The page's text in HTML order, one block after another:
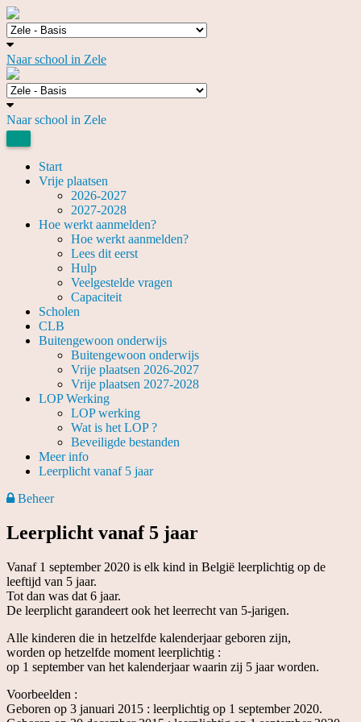
Naar school in Zele
Naar school in Zele
Start
Vrije plaatsen
2026-2027
2027-2028
Hoe werkt aanmelden?
Hoe werkt aanmelden?
Lees dit eerst
Hulp
Veelgestelde vragen
Capaciteit
Scholen
CLB
Buitengewoon onderwijs
Buitengewoon onderwijs
Vrije plaatsen 2026-2027
Vrije plaatsen 2027-2028
LOP Werking
LOP werking
Wat is het LOP ?
Beveiligde bestanden
Meer info
Leerplicht vanaf 5 jaar
Beheer
Leerplicht vanaf 5 jaar
Vanaf 1 september 2020 is elk kind in België leerplichtig op de
leeftijd van 5 jaar.
Tot dan was dat 6 jaar.
De leerplicht garandeert ook het leerrecht van 5-jarigen.
Alle kinderen die in hetzelfde kalenderjaar geboren zijn,
worden op hetzelfde moment leerplichtig :
op 1 september van het kalenderjaar waarin zij 5 jaar worden.
Voorbeelden :
Geboren op 3 januari 2015 : leerplichtig op 1 september 2020.